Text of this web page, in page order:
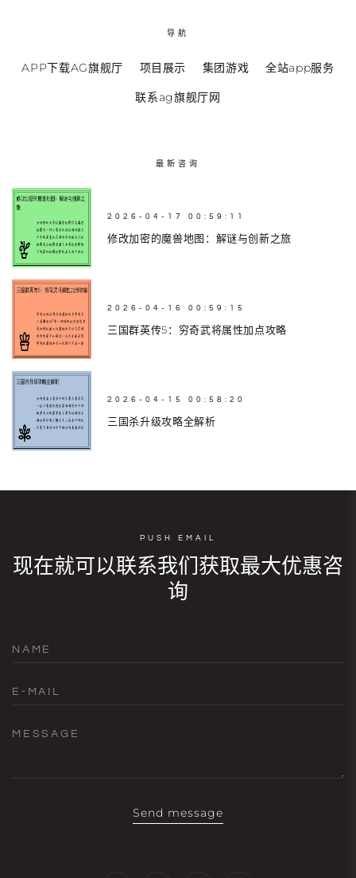
导航
APP下载AG旗舰厅 项目展示 集团游戏 全站app服务
联系ag旗舰厅网
最新咨询
2026-04-17 00:59:11
修改加密的魔兽地图：解谜与创新之旅
2026-04-16 00:59:15
三国群英传5：穷奇武将属性加点攻略
2026-04-15 00:58:20
三国杀升级攻略全解析
PUSH EMAIL
现在就可以联系我们获取最大优惠咨
询
NAME
E-MAIL
MESSAGE
Send message